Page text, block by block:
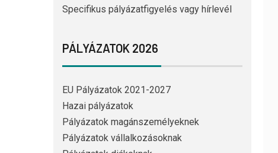
Specifikus pályázatfigyelés vagy hírlevél
PÁLYÁZATOK 2026
EU Pályázatok 2021-2027
Hazai pályázatok
Pályázatok magánszemélyeknek
Pályázatok vállalkozásoknak